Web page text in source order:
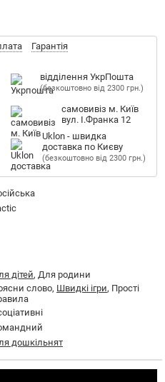
Гарантія
відділення УкрПошта
(безкоштовно від 2300 грн.)
самовивіз м. Київ
вул. І.Франка 12
Uklon - швидка
доставка по Києву
(безкоштовно від 2300 грн.)
дітей, Для родини
слово, Швидкі ігри, Прості
дошкільнят